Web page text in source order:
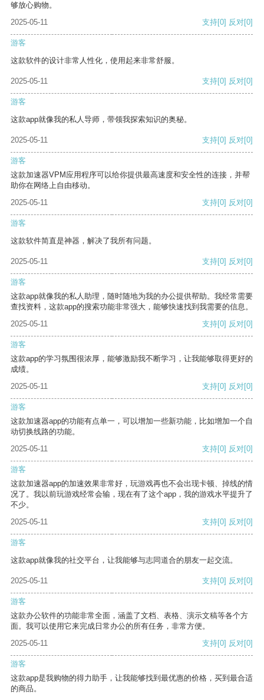
够放心购物。
2025-05-11
支持[0] 反对[0]
游客
这款软件的设计非常人性化，使用起来非常舒服。
2025-05-11 支持[0] 反对[0]
游客
这款app就像我的私人导师，带领我探索知识的奥秘。
2025-05-11 支持[0] 反对[0]
游客
这款加速器VPM应用程序可以给你提供最高速度和安全性的连接，并帮
助你在网络上自由移动。
2025-05-11
支持[0] 反对[0]
游客
这款软件简直是神器，解决了我所有问题。
2025-05-11 支持[0] 反对[0]
游客
这款app就像我的私人助理，随时随地为我的办公提供帮助。我经常需要
查找资料，这款app的搜索功能非常强大，能够快速找到我需要的信息。
2025-05-11
支持[0] 反对[0]
游客
这款app的学习氛围很浓厚，能够激励我不断学习，让我能够取得更好的
成绩。
2025-05-11
支持[0] 反对[0]
游客
这款加速器app的功能有点单一，可以增加一些新功能，比如增加一个自
动切换线路的功能。
2025-05-11
支持[0] 反对[0]
游客
这款加速器app的加速效果非常好，玩游戏再也不会出现卡顿、掉线的情
况了。我以前玩游戏经常会输，现在有了这个app，我的游戏水平提升了
不少。
2025-05-11
支持[0] 反对[0]
游客
这款app就像我的社交平台，让我能够与志同道合的朋友一起交流。
2025-05-11 支持[0] 反对[0]
游客
这款办公软件的功能非常全面，涵盖了文档、表格、演示文稿等各个方
面。我可以使用它来完成日常办公的所有任务，非常方便。
2025-05-11
支持[0] 反对[0]
游客
这款app是我购物的得力助手，让我能够找到最优惠的价格，买到最合适
的商品。